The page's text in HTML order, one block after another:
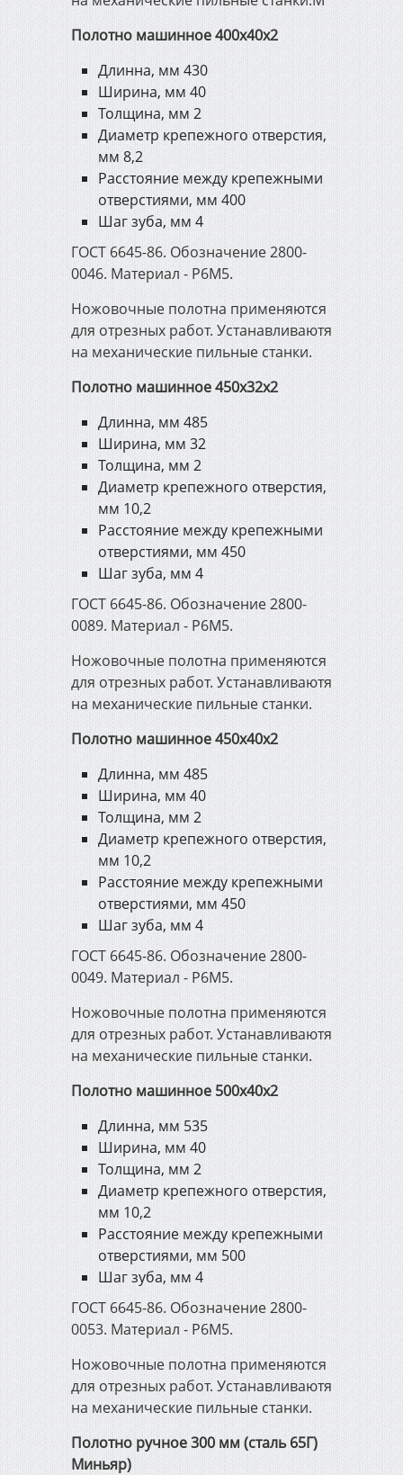
Полотно машинное 400х40х2
Длинна, мм 430
Ширина, мм 40
Толщина, мм 2
Диаметр крепежного отверстия,
мм 8,2
Расстояние между крепежными
отверстиями, мм 400
Шаг зуба, мм 4
ГОСТ 6645-86. Обозначение 2800-
0046. Материал - Р6М5.
Ножовочные полотна применяются
для отрезных работ. Устанавливаютя
на механические пильные станки.
Полотно машинное 450х32х2
Длинна, мм 485
Ширина, мм 32
Толщина, мм 2
Диаметр крепежного отверстия,
мм 10,2
Расстояние между крепежными
отверстиями, мм 450
Шаг зуба, мм 4
ГОСТ 6645-86. Обозначение 2800-
0089. Материал - Р6М5.
Ножовочные полотна применяются
для отрезных работ. Устанавливаютя
на механические пильные станки.
Полотно машинное 450х40х2
Длинна, мм 485
Ширина, мм 40
Толщина, мм 2
Диаметр крепежного отверстия,
мм 10,2
Расстояние между крепежными
отверстиями, мм 450
Шаг зуба, мм 4
ГОСТ 6645-86. Обозначение 2800-
0049. Материал - Р6М5.
Ножовочные полотна применяются
для отрезных работ. Устанавливаютя
на механические пильные станки.
Полотно машинное 500х40х2
Длинна, мм 535
Ширина, мм 40
Толщина, мм 2
Диаметр крепежного отверстия,
мм 10,2
Расстояние между крепежными
отверстиями, мм 500
Шаг зуба, мм 4
ГОСТ 6645-86. Обозначение 2800-
0053. Материал - Р6М5.
Ножовочные полотна применяются
для отрезных работ. Устанавливаютя
на механические пильные станки.
Полотно ручное 300 мм (сталь 65Г)
Миньяр)